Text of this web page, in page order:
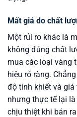
Mất giá do chất
Một rủi ro khác là
không đúng chất
mua các loại vàng
hiệu rõ ràng.
độ tinh khiết và giá
nhưng thực tế lại
chịu thiệt khi bán